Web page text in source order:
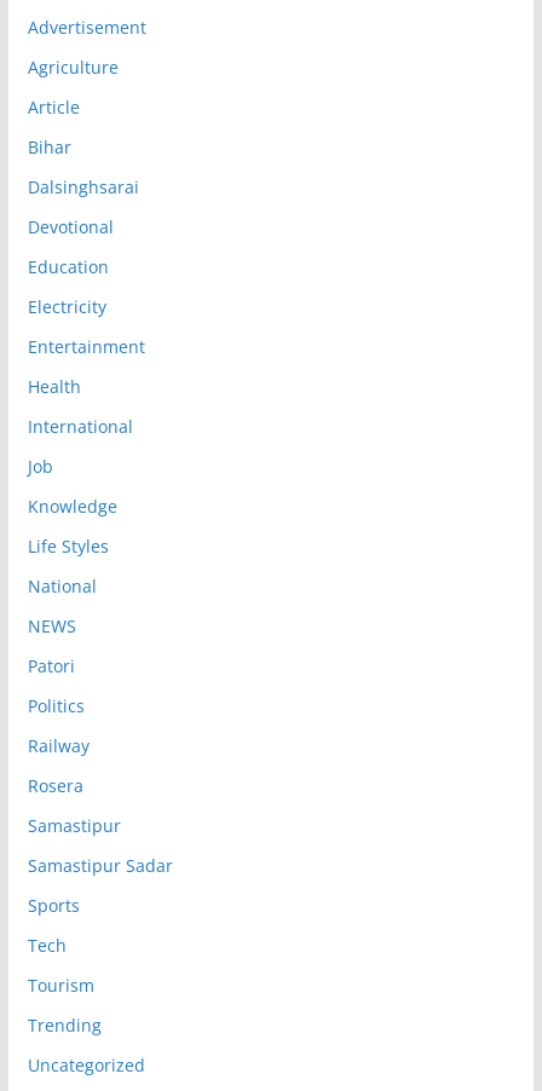
Advertisement
Agriculture
Article
Bihar
Dalsinghsarai
Devotional
Education
Electricity
Entertainment
Health
International
Job
Knowledge
Life Styles
National
NEWS
Patori
Politics
Railway
Rosera
Samastipur
Samastipur Sadar
Sports
Tech
Tourism
Trending
Uncategorized